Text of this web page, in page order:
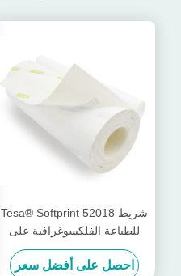
شريط Tesa® Softprint 52018
للطباعة الفلكسوغرافية على
الوجهين - فائق النعومة
احصل على أفضل سعر